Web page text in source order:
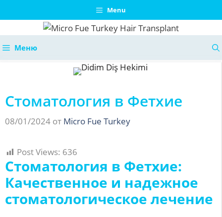
к
содержимому
Menu
Меню
Стоматология в Фетхие
08/01/2024 от Micro Fue Turkey
Post Views: 636
Стоматология в Фетхие:
Качественное и надежное
стоматологическое лечение